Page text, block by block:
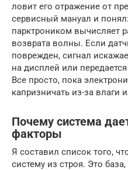
ловит его отражение от
сервисный мануал и
парктроником вычисляет
возврата волны. Если
поврежден, сигнал
на дисплей или
Все просто, пока
капризничать из-за влаги
Почему система
факторы
Я составил список того,
систему из строя. Это